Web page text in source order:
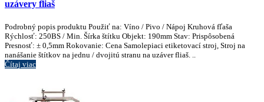
uzávery fliaš
Podrobný popis produktu Použiť na: Víno / Pivo / Nápoj Kruhová fľaša
Rýchlosť: 250BS / Min. Šírka štítku Objekt: 190mm Stav: Prispôsobená
Presnosť: ± 0,5mm Rokovanie: Cena Samolepiaci etiketovací stroj, Stroj na
nanášanie štítkov na jednu / dvojitú stranu na uzáver fliaš. ..
Čítaj viac